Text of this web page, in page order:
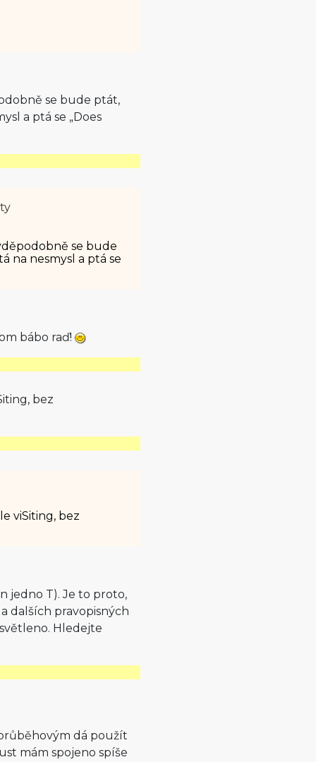
se bude ptát,
a ptá se „Does
se bude
na nesmysl a ptá se
bábo raď!
bez
viSiting, bez
jedno T). Je to proto,
dalších pravopisných
Hledejte
dá použít
mám spojeno spíše